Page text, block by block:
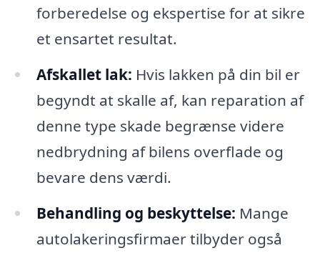
forberedelse og ekspertise for at sikre
et ensartet resultat.
Afskallet lak: Hvis lakken på din bil er
begyndt at skalle af, kan reparation af
denne type skade begrænse videre
nedbrydning af bilens overflade og
bevare dens værdi.
Behandling og beskyttelse: Mange
autolakeringsfirmaer tilbyder også